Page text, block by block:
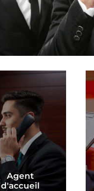
Agent
d'accueil